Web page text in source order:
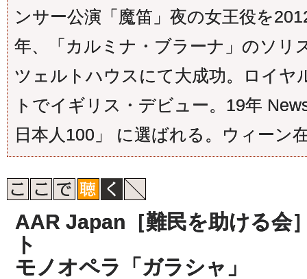
ンサー公演「魔笛」夜の女王役を
年、「カルミナ・ブラーナ」のソリ
ツェルトハウスにて大成功。ロイヤ
トでイギリス・デビュー。19年
日本人100」 に選ばれる。ウィーン
AAR Japan［難民を助ける会
ト
モノオペラ「ガラシャ」